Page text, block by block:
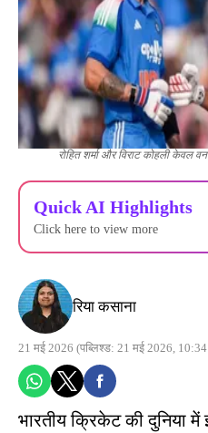
रोहित शर्मा और विराट कोहली केवल
Quick AI Highlights
Click here to view more
रिया कसाना
21 मई 2026 (पब्लिश्ड: 21 मई 2026,
भारतीय क्रिकेट की दुनिया में